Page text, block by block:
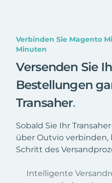
Verbinden Sie Magento
Minuten
Versenden Sie
Bestellungen
Transaher.
Sobald Sie Ihr
über Outvio verbinden,
Schritt des
Intelligente